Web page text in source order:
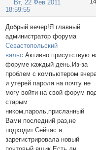
Вт, 22 Фев 2011
18:59:55
Добрый вечер!Я главный
администратор форума
Севастопольский
вальс .Активно присутствую
форуме каждый день.Из-за
проблем с компьютером
и утерей пароля на почту не
могу войти на свой форум
старым
ником,пароль,присланный
Вами последний раз,не
подходит.Сейчас я
зарегистрировала новый